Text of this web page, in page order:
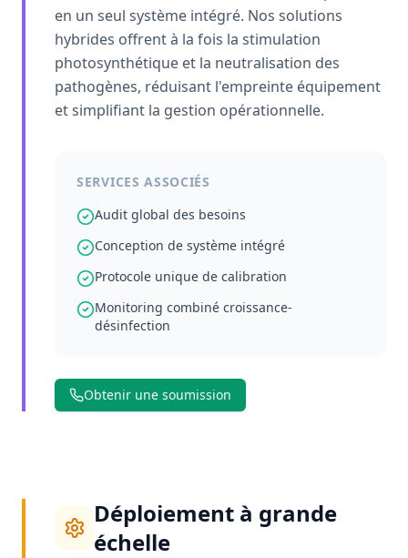
en un seul système intégré. Nos solutions
hybrides offrent à la fois la stimulation
photosynthétique et la neutralisation des
pathogènes, réduisant l'empreinte équipement
et simplifiant la gestion opérationnelle.
SERVICES ASSOCIÉS
Audit global des besoins
Conception de système intégré
Protocole unique de calibration
Monitoring combiné croissance-
désinfection
Obtenir une soumission
Déploiement à grande
échelle